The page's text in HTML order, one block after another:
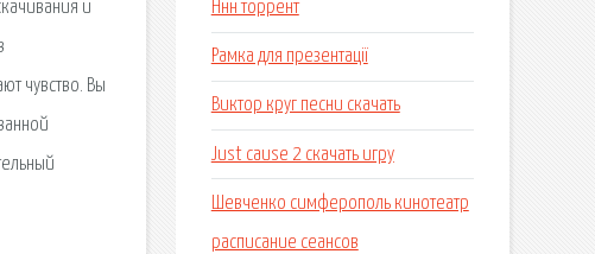
и
чувство. Вы
Ннн торрент
Рамка для презентації
Виктор круг песни скачать
Just cause 2 скачать игру
Шевченко симферополь кинотеатр
расписание сеансов